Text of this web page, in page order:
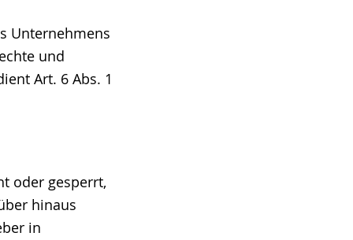
Unternehmens
und
Art. 6 Abs. 1
oder gesperrt,
hinaus
in